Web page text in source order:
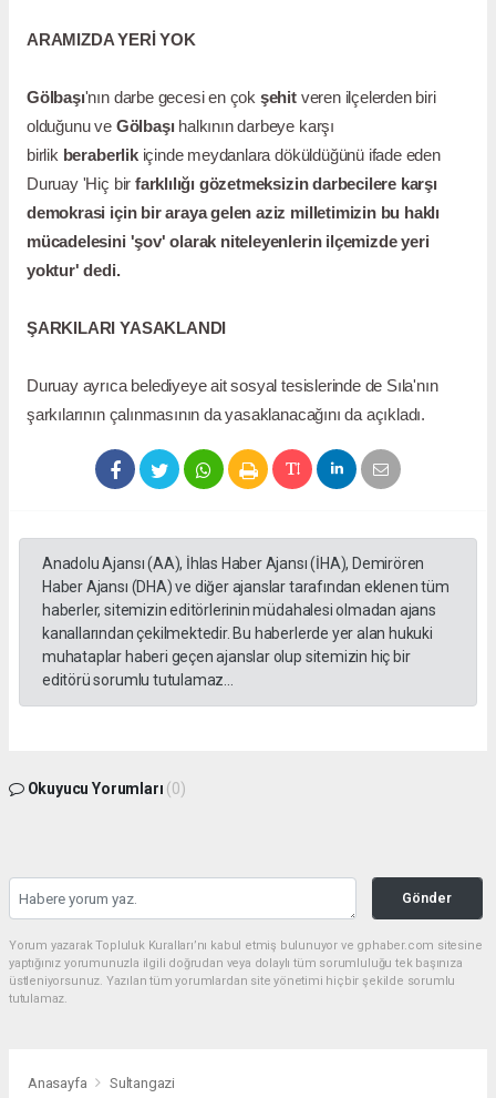
ARAMIZDA YERİ YOK
Gölbaşı'nın darbe gecesi en çok şehitveren ilçelerden biri
olduğunu ve Gölbaşıhalkının darbeye karşı
birlik beraberlikiçinde meydanlara döküldüğünü ifade eden
Duruay 'Hiç bir farklılığı gözetmeksizin darbecilere karşı
demokrasi için bir araya gelen aziz milletimizin bu haklı
mücadelesini 'şov' olarak niteleyenlerin ilçemizde yeri
yoktur' dedi.
ŞARKILARI YASAKLANDI
Duruay ayrıca belediyeye ait sosyal tesislerinde de Sıla'nın
şarkılarının çalınmasının da yasaklanacağını da açıkladı.
Anadolu Ajansı (AA), İhlas Haber Ajansı (İHA), Demirören
Haber Ajansı (DHA) ve diğer ajanslar tarafından eklenen tüm
haberler, sitemizin editörlerinin müdahalesi olmadan ajans
kanallarından çekilmektedir. Bu haberlerde yer alan hukuki
muhataplar haberi geçen ajanslar olup sitemizin hiç bir
editörü sorumlu tutulamaz...
Okuyucu Yorumları (0)
Gönder
Yorum yazarak Topluluk Kuralları’nı kabul etmiş bulunuyor ve gphaber.com sitesine
yaptığınız yorumunuzla ilgili doğrudan veya dolaylı tüm sorumluluğu tek başınıza
üstleniyorsunuz. Yazılan tüm yorumlardan site yönetimi hiçbir şekilde sorumlu
tutulamaz.
Anasayfa Sultangazi